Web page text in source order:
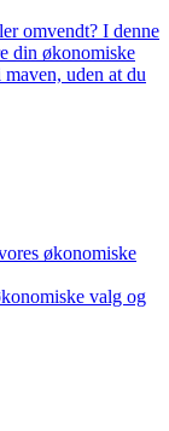
omvendt? I denne
din økonomiske
uden at du
økonomiske
valg og